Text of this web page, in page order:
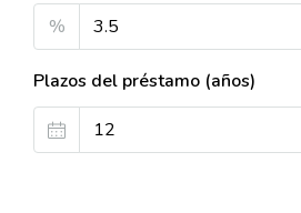
%
Plazos del préstamo (años)